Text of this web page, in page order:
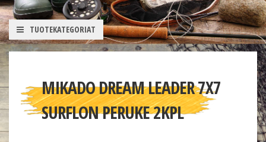
TUOTEKATEGORIAT
MIKADO DREAM LEADER 7X7
SURFLON PERUKE 2KPL